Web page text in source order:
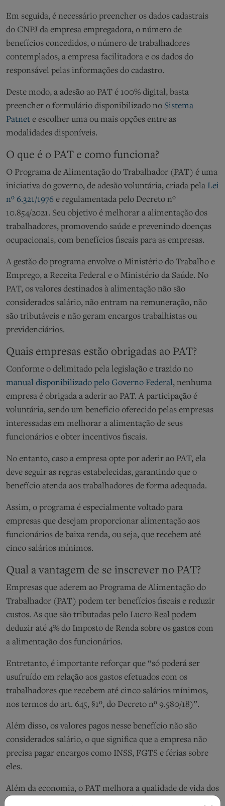
Em seguida, é necessário preencher os dados cadastrais
do CNPJ da empresa empregadora, o número de
benefícios concedidos, o número de trabalhadores
contemplados, a empresa facilitadora e os dados do
responsável pelas informações do cadastro.
Deste modo, a adesão ao PAT é 100% digital, basta
preencher o formulário disponibilizado no Sistema
Patnet e escolher uma ou mais opções entre as
modalidades disponíveis.
O que é o PAT e como funciona?
O Programa de Alimentação do Trabalhador (PAT) é uma
iniciativa do governo, de adesão voluntária, criada pela Lei
nº 6.321/1976 e regulamentada pelo Decreto nº
10.854/2021. Seu objetivo é melhorar a alimentação dos
trabalhadores, promovendo saúde e prevenindo doenças
ocupacionais, com benefícios fiscais para as empresas.
A gestão do programa envolve o Ministério do Trabalho e
Emprego, a Receita Federal e o Ministério da Saúde. No
PAT, os valores destinados à alimentação não são
considerados salário, não entram na remuneração, não
são tributáveis e não geram encargos trabalhistas ou
previdenciários.
Quais empresas estão obrigadas ao PAT?
Conforme o delimitado pela legislação e trazido no
manual disponibilizado pelo Governo Federal, nenhuma
empresa é obrigada a aderir ao PAT. A participação é
voluntária, sendo um benefício oferecido pelas empresas
interessadas em melhorar a alimentação de seus
funcionários e obter incentivos fiscais.
No entanto, caso a empresa opte por aderir ao PAT, ela
deve seguir as regras estabelecidas, garantindo que o
benefício atenda aos trabalhadores de forma adequada.
Assim, o programa é especialmente voltado para
empresas que desejam proporcionar alimentação aos
funcionários de baixa renda, ou seja, que recebem até
cinco salários mínimos.
Qual a vantagem de se inscrever no PAT?
Empresas que aderem ao Programa de Alimentação do
Trabalhador (PAT) podem ter benefícios fiscais e reduzir
custos. As que são tributadas pelo Lucro Real podem
deduzir até 4% do Imposto de Renda sobre os gastos com
a alimentação dos funcionários.
Entretanto, é importante reforçar que “só poderá ser
usufruído em relação aos gastos efetuados com os
trabalhadores que recebem até cinco salários mínimos,
nos termos do art. 645, §1º, do Decreto nº 9.580/18)”.
Além disso, os valores pagos nesse benefício não são
considerados salário, o que significa que a empresa não
precisa pagar encargos como INSS, FGTS e férias sobre
eles.
Além da economia, o PAT melhora a qualidade de vida dos